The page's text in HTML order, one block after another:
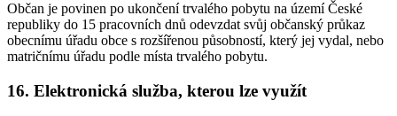
Občan je povinen po ukončení trvalého pobytu na území České
republiky do 15 pracovních dnů odevzdat svůj občanský průkaz
obecnímu úřadu obce s rozšířenou působností, který jej vydal, nebo
matričnímu úřadu podle místa trvalého pobytu.
16. Elektronická služba, kterou lze využít